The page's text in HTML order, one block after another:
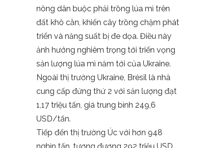
nông dân buộc phải trồng lúa mì trên
đất khô cằn, khiến cây trồng chậm phát
triển và năng suất bị đe dọa. Điều này
ảnh hưởng nghiêm trọng tới triển vọng
sản lượng lúa mì năm tới của Ukraine.
Ngoài thị trường Ukraine, Brésil là nhà
cung cấp đứng thứ 2 với sản lượng đạt
1,17 triệu tấn, giá trung bình 249,6
USD/tấn.
Tiếp đến thị trường Úc với hơn 948